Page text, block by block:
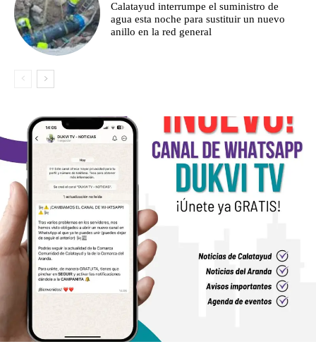
Calatayud interrumpe el suministro de
agua esta noche para sustituir un nuevo
anillo en la red general